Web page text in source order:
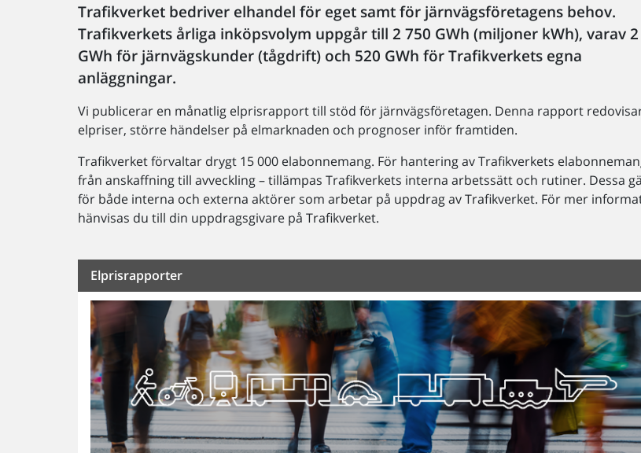
Trafikverket bedriver elhandel för eget samt för järnvägsföretagens behov.
Trafikverkets årliga inköpsvolym uppgår till 2 750 GWh (miljoner kWh), varav 2
GWh för järnvägskunder (tågdrift) och 520 GWh för Trafikverkets egna
anläggningar.
Vi publicerar en månatlig elprisrapport till stöd för järnvägsföretagen. Denna rapport
elpriser, större händelser på elmarknaden och prognoser inför framtiden.
Trafikverket förvaltar drygt 15 000 elabonnemang. För hantering av Trafikverkets
från anskaffning till avveckling – tillämpas Trafikverkets interna arbetssätt och rutiner. Dessa
för både interna och externa aktörer som arbetar på uppdrag av Trafikverket. För mer
hänvisas du till din uppdragsgivare på Trafikverket.
Elprisrapporter